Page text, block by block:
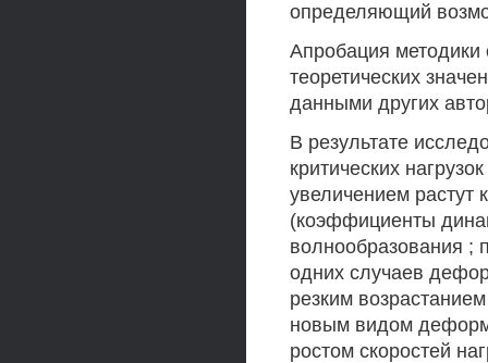
определяющий
Апробация методики
теоретических
данными других
В результате
критических
увеличением растут
(коэффициенты
волнообразования ;
одних случаев
резким
новым видом
ростом скоростей